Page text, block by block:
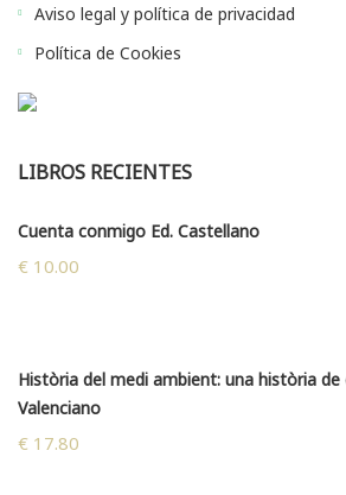
Aviso legal y política de privacidad
Política de Cookies
LIBROS RECIENTES
Cuenta conmigo Ed. Castellano
€ 10.00
Història del medi ambient: una història de
Valenciano
€ 17.80